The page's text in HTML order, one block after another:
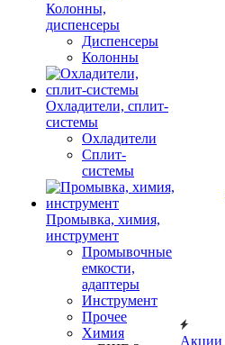
Колонны,
диспенсеры
Диспенсеры
Колонны
Охладители, сплит-
системы
Охладители
Сплит-
системы
Промывка, химия,
инструмент
Промывочные
емкости,
адаптеры
Инструмент
Прочее
Химия
Акции